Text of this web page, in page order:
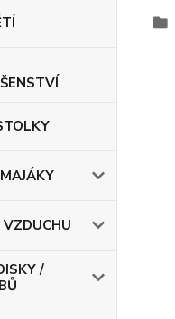
VZDUCHU
/